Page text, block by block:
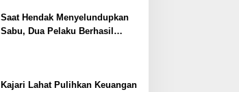
Saat Hendak Menyelundupkan
Sabu, Dua Pelaku Berhasil
Kajari Lahat Pulihkan Keuangan